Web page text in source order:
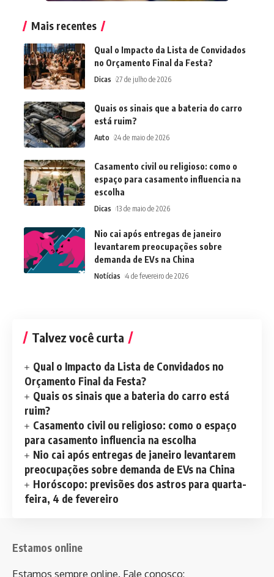
Mais recentes
Qual o Impacto da Lista de Convidados
no Orçamento Final da Festa?
Dicas 27 de julho de 2026
Quais os sinais que a bateria do carro
está ruim?
Auto 24 de maio de 2026
Casamento civil ou religioso: como o
espaço para casamento influencia na
escolha
Dicas 13 de maio de 2026
Nio cai após entregas de janeiro
levantarem preocupações sobre
demanda de EVs na China
Notícias 4 de fevereiro de 2026
Talvez você curta
Qual o Impacto da Lista de Convidados no
Orçamento Final da Festa?
Quais os sinais que a bateria do carro está
ruim?
Casamento civil ou religioso: como o espaço
para casamento influencia na escolha
Nio cai após entregas de janeiro levantarem
preocupações sobre demanda de EVs na China
Horóscopo: previsões dos astros para quarta-
feira, 4 de fevereiro
Estamos online
Estamos sempre online. Fale conosco: